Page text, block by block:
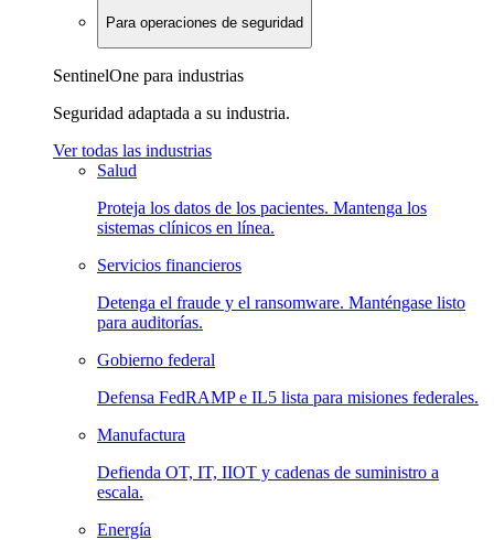
Para operaciones de seguridad
SentinelOne para industrias
Seguridad adaptada a su industria.
Ver todas las industrias
Salud
Proteja los datos de los pacientes. Mantenga los
sistemas clínicos en línea.
Servicios financieros
Detenga el fraude y el ransomware. Manténgase listo
para auditorías.
Gobierno federal
Defensa FedRAMP e IL5 lista para misiones federales.
Manufactura
Defienda OT, IT, IIOT y cadenas de suministro a
escala.
Energía